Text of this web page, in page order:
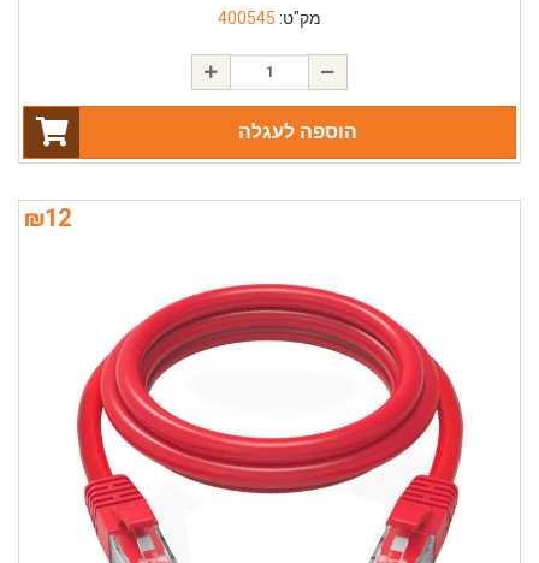
מק"ט: 400545
הוספה לעגלה
₪12